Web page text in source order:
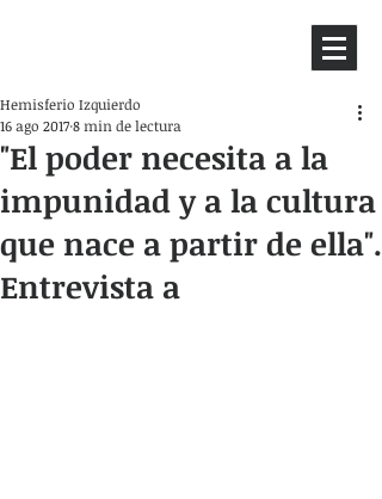
"El poder necesita a la
impunidad y a la cultura
que nace a partir de ella".
Entrevista a
Hemisferio Izquierdo
16 ago 20178 min de lectura